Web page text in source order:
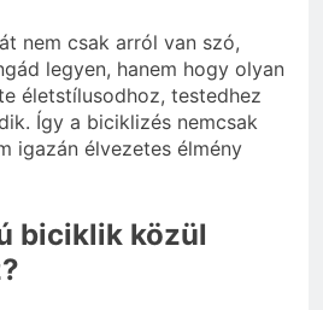
nem csak arról van szó,
legyen, hanem hogy olyan
életstílusodhoz, testedhez
Így a biciklizés nemcsak
igazán élvezetes élmény
biciklik közül